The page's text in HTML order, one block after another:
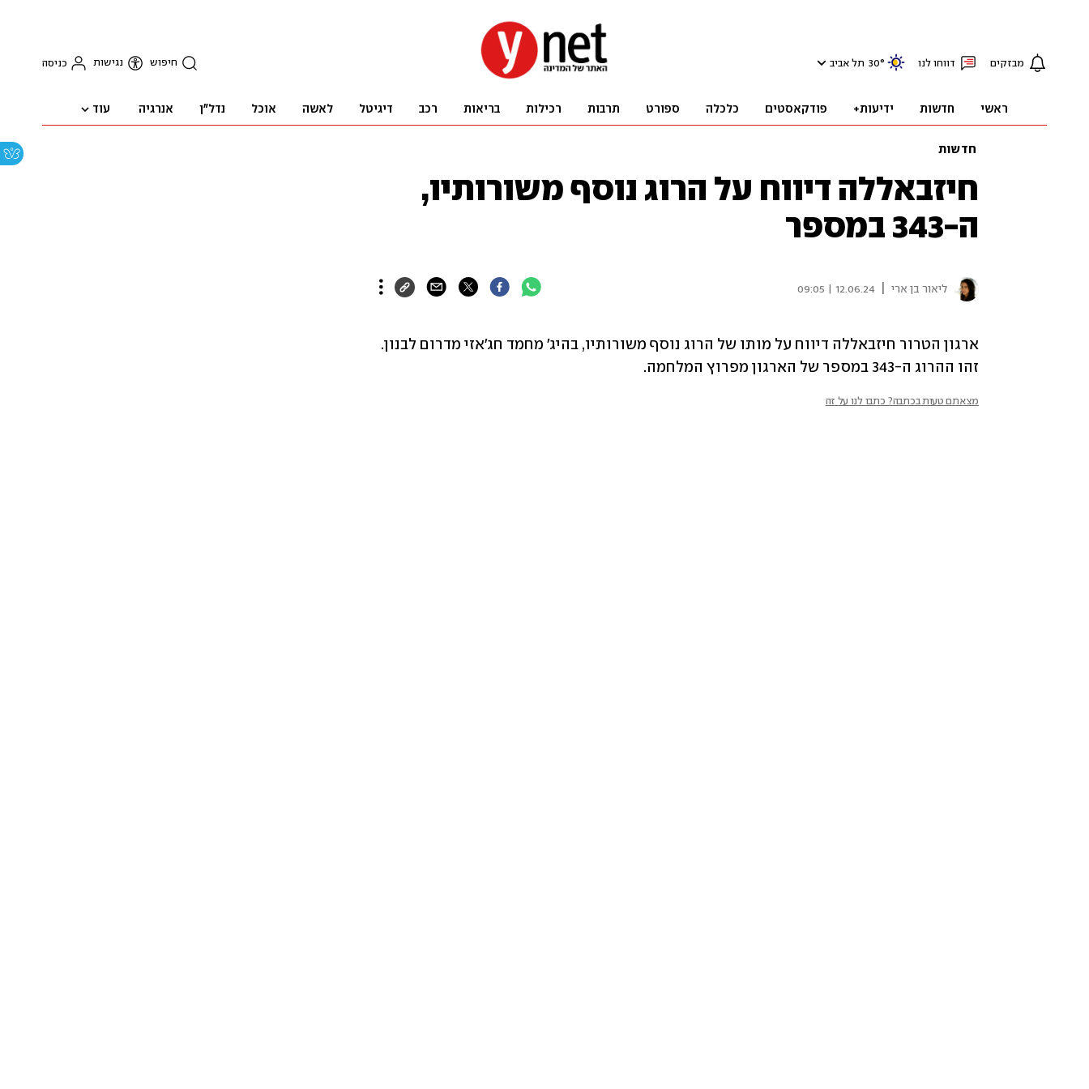
מבזקים דווחו לנו 30° תל אביב חיפוש נגישות כניסה
ראשי חדשות ידיעות+ פודקאסטים כלכלה ספורט תרבות רכילות בריאות רכב דיגיטל לאשה אוכל נדל"ן אנרגיה עוד
חדשות
חיזבאללה דיווח על הרוג נוסף משורותיו,
ה-343 במספר
ליאור בן ארי 12.06.24 | 09:05
זהו ההרוג ה-343 במספר של הארגון מפרוץ המלחמה.
מצאתם טעות בכתבה? כתבו לנו על זה